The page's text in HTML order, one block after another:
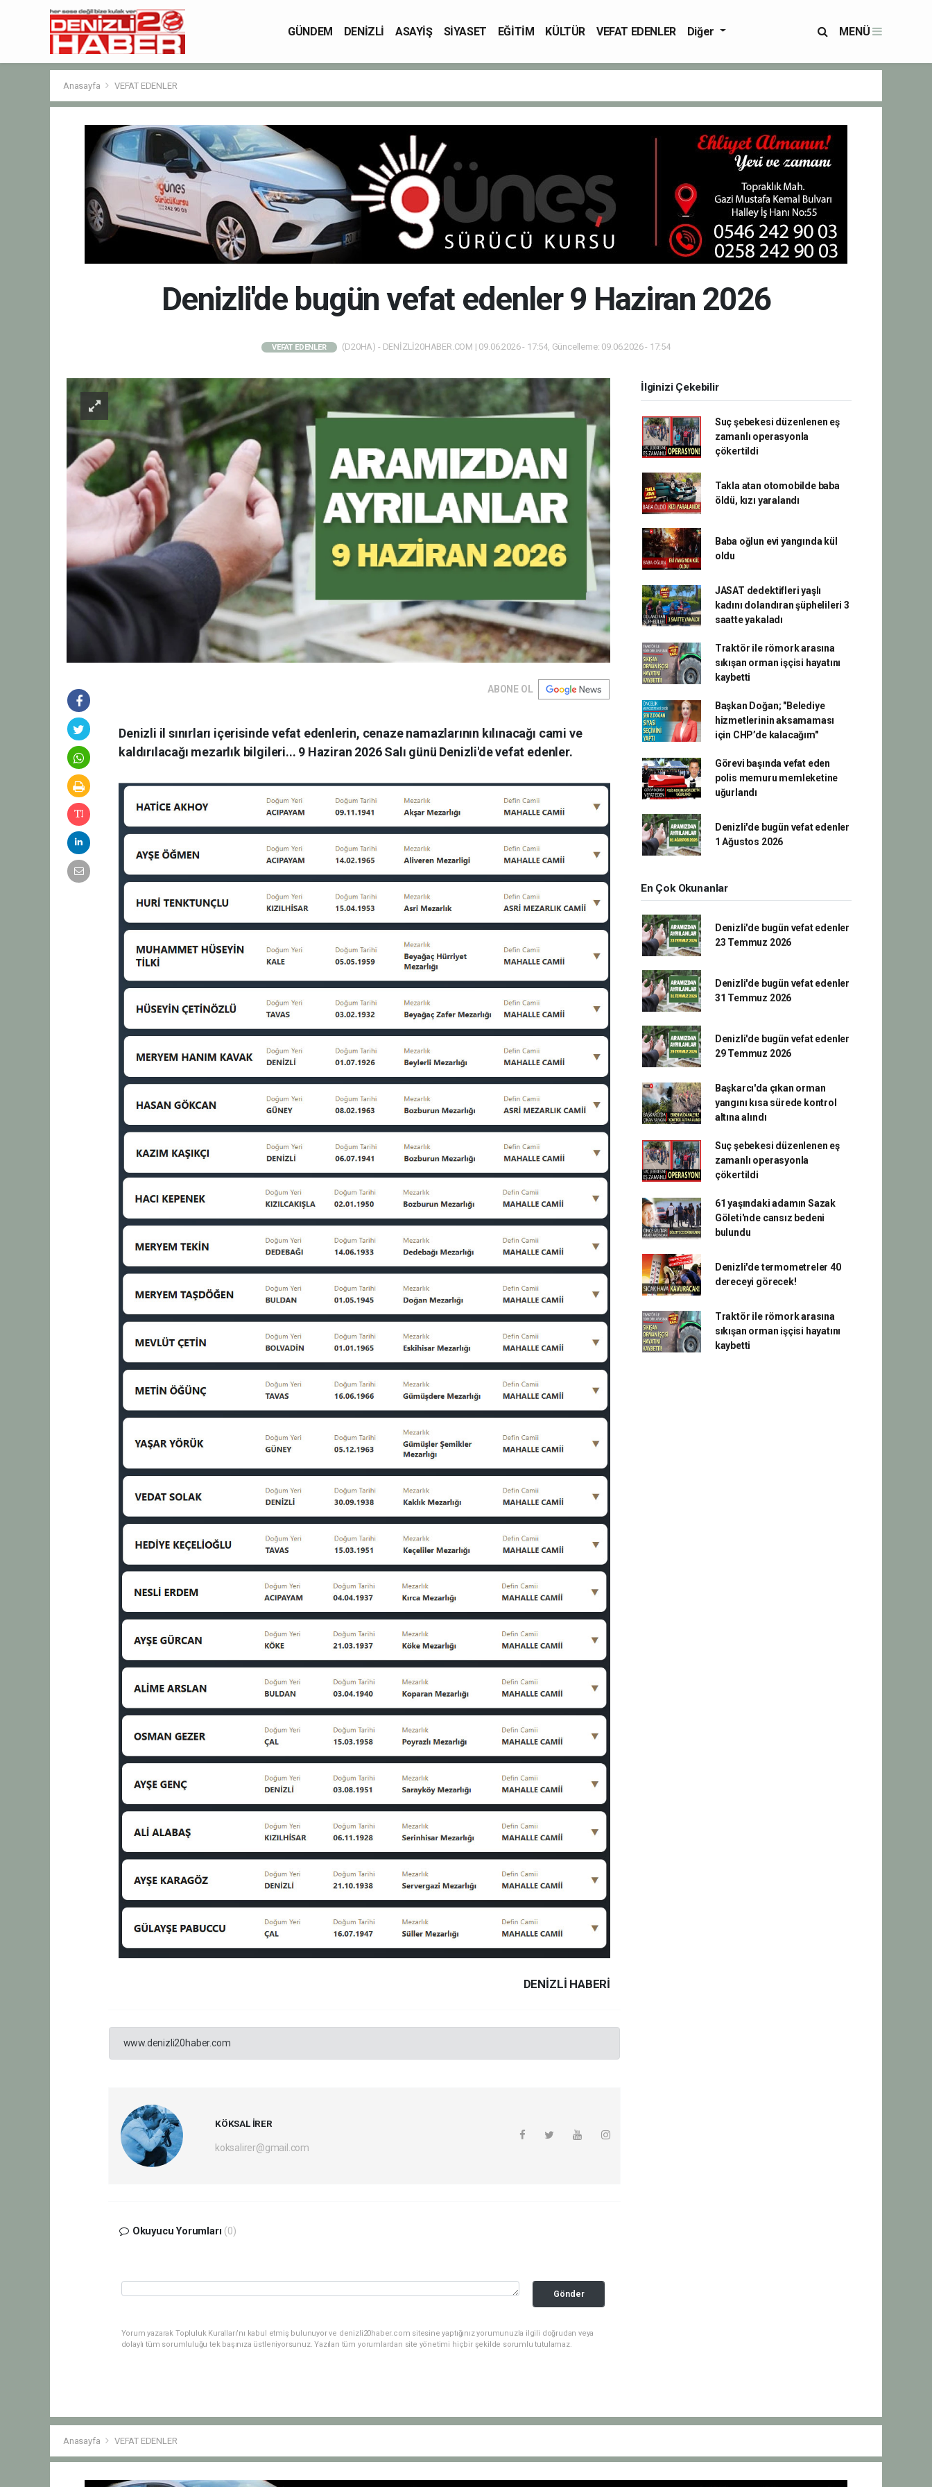
GÜNDEM DENİZLİ ASAYİŞ SİYASET EĞİTİM KÜLTÜR VEFAT EDENLER Diğer MENÜ
Anasayfa VEFAT EDENLER
Denizli'de bugün vefat edenler 9 Haziran 2026
VEFAT EDENLER (D20HA) - DENİZLİ20HABER.COM | 09.06.2026 - 17:54, Güncelleme: 09.06.2026 - 17:54
ABONE OL
Denizli il sınırları içerisinde vefat edenlerin, cenaze namazlarının kılınacağı cami ve
kaldırılacağı mezarlık bilgileri... 9 Haziran 2026 Salı günü Denizli'de vefat edenler.
DENIZLI HABERİ
www.denizli20haber.com
KÖKSAL İRER
koksalirer@gmail.com
Okuyucu Yorumları (0)
Gönder
Yorum yazarak Topluluk Kuralları’nı kabul etmiş bulunuyor ve denizli20haber.com sitesine yaptığınız yorumunuzla ilgili doğrudan veya
dolaylı tüm sorumluluğu tek başınıza üstleniyorsunuz. Yazılan tüm yorumlardan site yönetimi hiçbir şekilde sorumlu tutulamaz.
İlginizi Çekebilir
Suç şebekesi düzenlenen eş
zamanlı operasyonla
çökertildi
Takla atan otomobilde baba
öldü, kızı yaralandı
Baba oğlun evi yangında kül
oldu
JASAT dedektifleri yaşlı
kadını dolandıran şüphelileri 3
saatte yakaladı
Traktör ile römork arasına
sıkışan orman işçisi hayatını
kaybetti
Başkan Doğan; "Belediye
hizmetlerinin aksamaması
için CHP’de kalacağım"
Görevi başında vefat eden
polis memuru memleketine
uğurlandı
Denizli'de bugün vefat edenler
1 Ağustos 2026
En Çok Okunanlar
Denizli'de bugün vefat edenler
23 Temmuz 2026
Denizli'de bugün vefat edenler
31 Temmuz 2026
Denizli'de bugün vefat edenler
29 Temmuz 2026
Başkarcı'da çıkan orman
yangını kısa sürede kontrol
altına alındı
Suç şebekesi düzenlenen eş
zamanlı operasyonla
çökertildi
61 yaşındaki adamın Sazak
Göleti'nde cansız bedeni
bulundu
Denizli'de termometreler 40
dereceyi görecek!
Traktör ile römork arasına
sıkışan orman işçisi hayatını
kaybetti
Anasayfa VEFAT EDENLER